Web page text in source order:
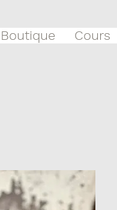
Boutique Cours